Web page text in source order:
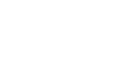
ophalen
uitvoeren